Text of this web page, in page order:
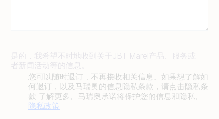
是的，我希望不时地收到关于JBT Marel产品、服务或
者新闻活动等的信息。
您可以随时退订，不再接收相关信息。如果想了解如
何退订，以及马瑞奥的信息隐私条款，请点击隐私条
款 了解更多。马瑞奥承诺将保护您的信息和隐私。
隐私政策